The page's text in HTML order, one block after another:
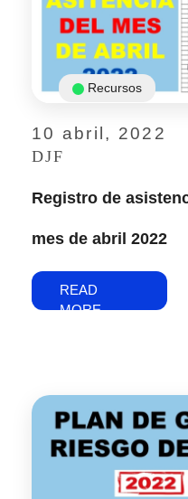
10 abril, 2022
DJF
Recursos
Registro de
mes de abril 2022
READ
MORE